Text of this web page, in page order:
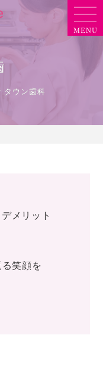
タウン歯科
メリット
笑顔を